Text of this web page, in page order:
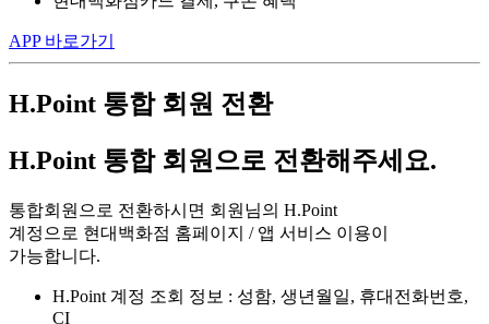
APP 바로가기
H.Point 통합 회원 전환
H.Point 통합 회원으로 전환해주세요.
통합회원으로 전환하시면 회원님의 H.Point
계정으로 현대백화점 홈페이지 / 앱 서비스 이용이
가능합니다.
H.Point 계정 조회 정보 : 성함, 생년월일, 휴대전화번호,
CI